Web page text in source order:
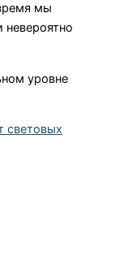
мы
уровне
световых